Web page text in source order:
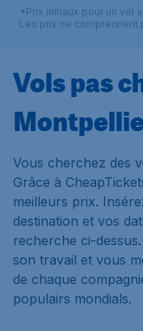
*Prix initiaux pour un vol
Les prix ne comprennent
Vols pas
Vous cherchez des
Grâce à
meilleurs prix.
destination et vos
recherche ci-
son travail et vous
de chaque
populairs mondials.